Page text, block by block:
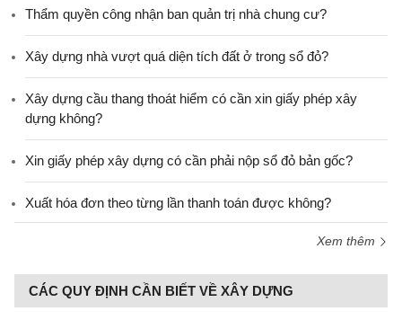
Thẩm quyền công nhận ban quản trị nhà chung cư?
Xây dựng nhà vượt quá diện tích đất ở trong sổ đỏ?
Xây dựng cầu thang thoát hiểm có cần xin giấy phép xây
dựng không?
Xin giấy phép xây dựng có cần phải nộp sổ đỏ bản gốc?
Xuất hóa đơn theo từng lần thanh toán được không?
Xem thêm
CÁC QUY ĐỊNH CẦN BIẾT VỀ XÂY DỰNG